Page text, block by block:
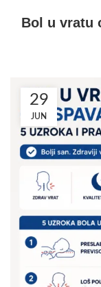
Bol u vratu
29
JUN